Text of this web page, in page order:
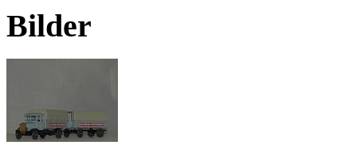
Bilder